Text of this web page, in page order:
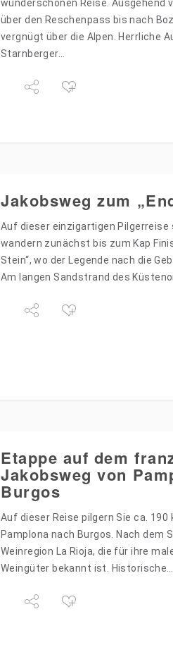
wunderschönen Reise.
über den Reschenpass bis nach
vergnügt über die Alpen. Herrliche
Starnberger…
Jakobsweg zum
Auf dieser einzigartigen Pilgerreise
wandern zunächst bis zum Kap
Stein“, wo der Legende nach die
Am langen Sandstrand des
Etappe auf dem
Jakobsweg von
Burgos
Auf dieser Reise pilgern Sie ca.
Pamplona nach Burgos. Nach
Weinregion La Rioja, die für ihre
Weingüter bekannt ist. Historische…